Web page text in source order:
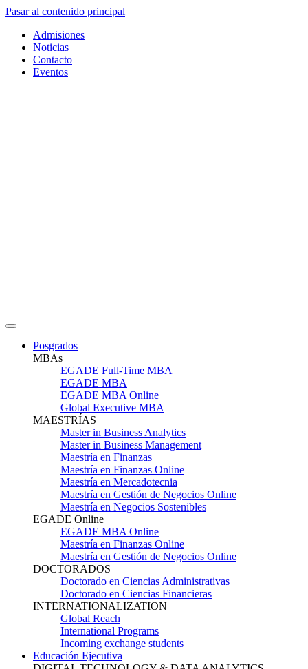
Pasar al contenido principal
Admisiones
Noticias
Contacto
Eventos
Posgrados
MBAs
EGADE Full-Time MBA
EGADE MBA
EGADE MBA Online
Global Executive MBA
MAESTRÍAS
Master in Business Analytics
Master in Business Management
Maestría en Finanzas
Maestría en Finanzas Online
Maestría en Mercadotecnia
Maestría en Gestión de Negocios Online
Maestría en Negocios Sostenibles
EGADE Online
EGADE MBA Online
Maestría en Finanzas Online
Maestría en Gestión de Negocios Online
DOCTORADOS
Doctorado en Ciencias Administrativas
Doctorado en Ciencias Financieras
INTERNATIONALIZATION
Global Reach
International Programs
Incoming exchange students
Educación Ejecutiva